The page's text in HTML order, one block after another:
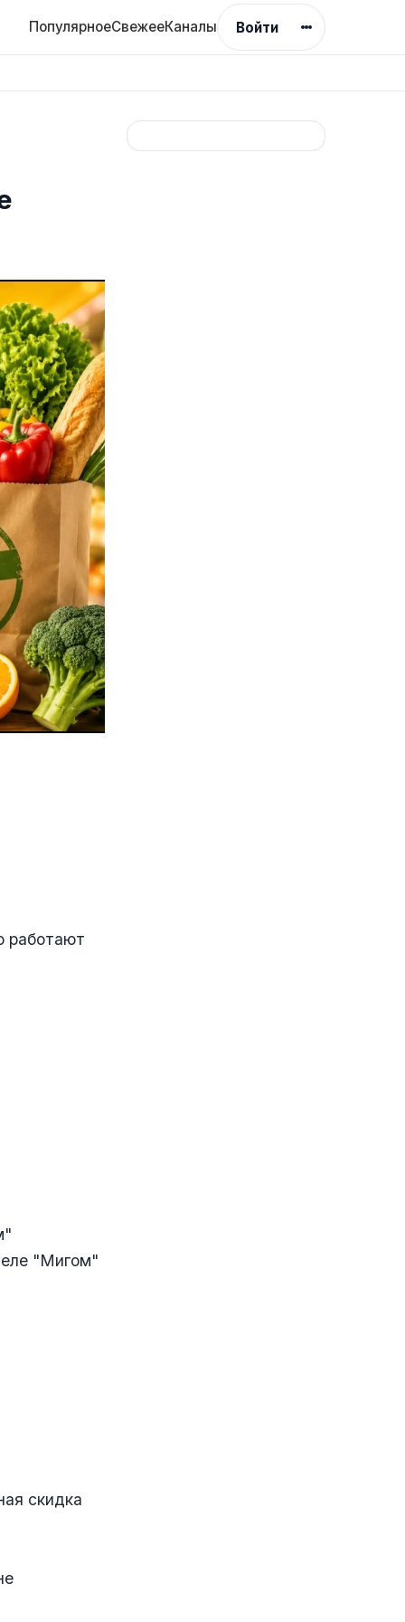
ПопулярноеСвежееКаналы Войти
работают
"Мигом"
скидка